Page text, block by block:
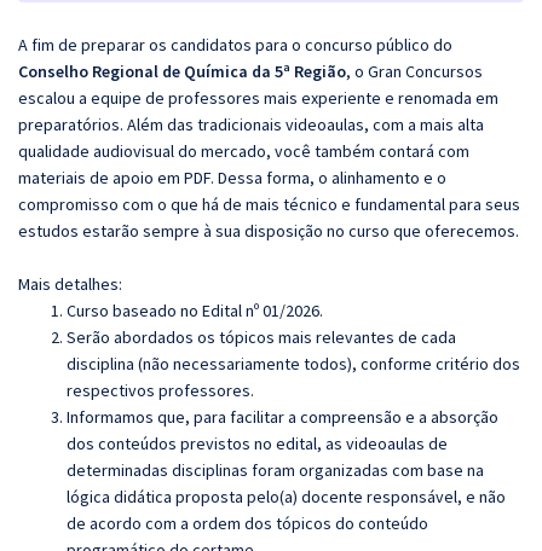
A fim de preparar os candidatos para o concurso público do
Conselho Regional de Química da 5ª Região, o Gran Concursos
escalou a equipe de professores mais experiente e renomada em
preparatórios. Além das tradicionais videoaulas, com a mais alta
qualidade audiovisual do mercado, você também contará com
materiais de apoio em PDF. Dessa forma, o alinhamento e o
compromisso com o que há de mais técnico e fundamental para seus
estudos estarão sempre à sua disposição no curso que oferecemos.
Mais detalhes:
Curso baseado no Edital nº 01/2026.
Serão abordados os tópicos mais relevantes de cada
disciplina (não necessariamente todos), conforme critério dos
respectivos professores.
Informamos que, para facilitar a compreensão e a absorção
dos conteúdos previstos no edital, as videoaulas de
determinadas disciplinas foram organizadas com base na
lógica didática proposta pelo(a) docente responsável, e não
de acordo com a ordem dos tópicos do conteúdo